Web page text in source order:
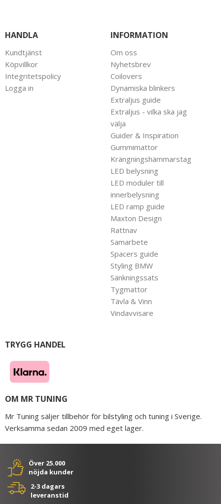
HANDLA
Kundtjänst
Köpvillkor
Integritetspolicy
Logga in
INFORMATION
Om oss
Nyhetsbrev
Coilovers
Dynamiska blinkers
Extraljus guide
Extraljus - vilka ska jag
välja
Guider & Inspiration
Gummimattor
Krängningshämmarstag
LED belysning
LED moduler till
innerbelysning
LED ramp guide
Maxton Design
Rattnav
Samarbete
Spacers guide
Styling BMW
Sänkningssats
Tygmattor
Tävla & Vinn
Vindavvisare
TRYGG HANDEL
OM MR TUNING
Mr Tuning säljer tillbehör för bilstyling och tuning i Sverige.
Verksamma sedan 2009 med eget lager.
Över 25.000
nöjda kunder
2-3 dagars
leveranstid